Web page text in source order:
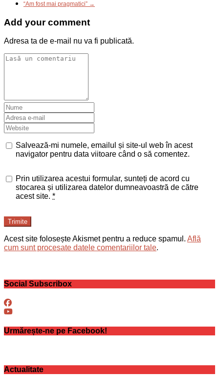
“Am fost mai pragmatici” →
Add your comment
Adresa ta de e-mail nu va fi publicată.
Salvează-mi numele, emailul și site-ul web în acest
navigator pentru data viitoare când o să comentez.
Prin utilizarea acestui formular, sunteți de acord cu
stocarea și utilizarea datelor dumneavoastră de către
acest site. *
Trimite
Acest site folosește Akismet pentru a reduce spamul. Află
cum sunt procesate datele comentariilor tale.
Social Subscribox
Urmărește-ne pe Facebook!
Actualitate